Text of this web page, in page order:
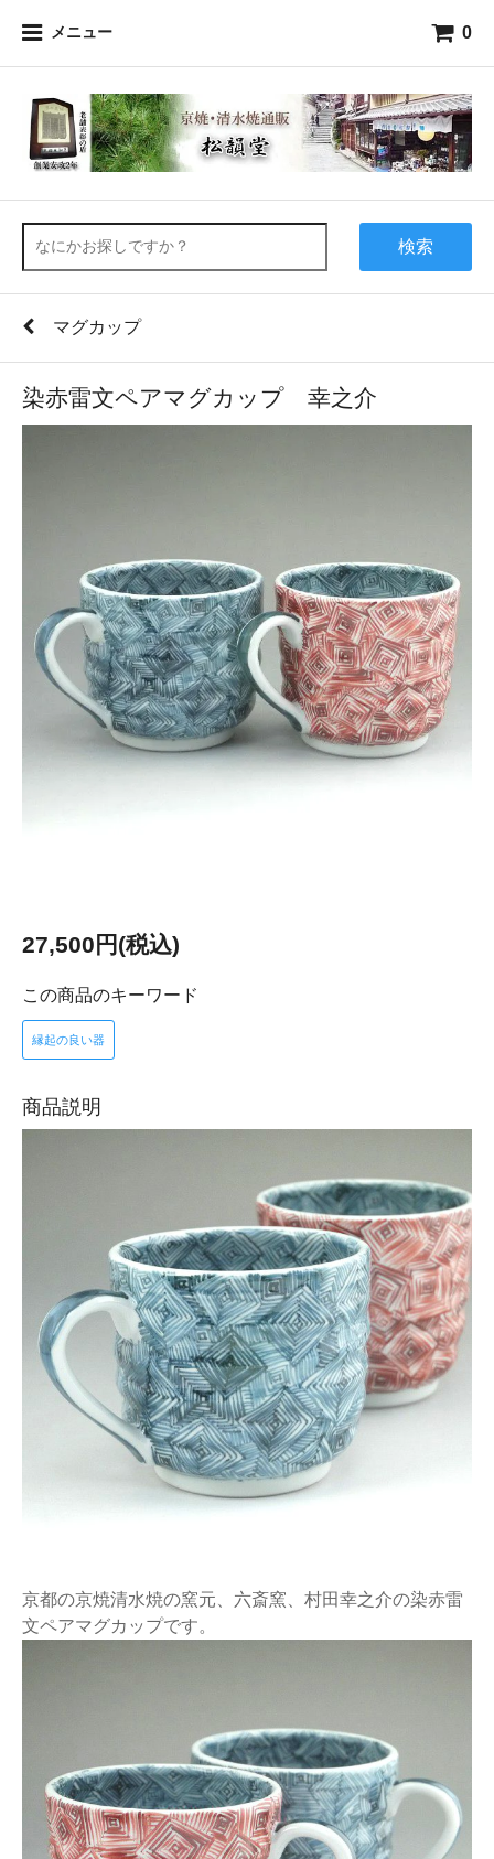
メニュー 0
検索
マグカップ
染赤雷文ペアマグカップ 幸之介
27,500円(税込)
この商品のキーワード
縁起の良い器
商品説明
京都の京焼清水焼の窯元、六斎窯、村田幸之介の染赤雷
文ペアマグカップです。